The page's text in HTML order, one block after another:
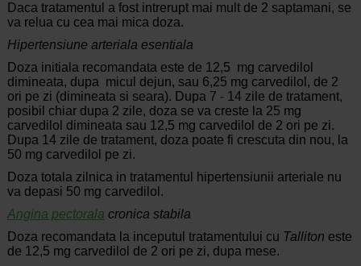
Daca tratamentul a fost intrerupt mai mult de 2 saptamani, se
va relua cu cea mai mica doza.
Hipertensiune arteriala esentiala
Doza initiala recomandata este de 12,5 mg carvedilol
dimineata, dupa micul dejun, sau 6,25 mg carvedilol, de 2
ori pe zi (dimineata si seara). Dupa 7 - 14 zile de tratament,
posibil chiar dupa 2 zile, doza se va creste la 25 mg
carvedilol dimineata sau 12,5 mg carvedilol de 2 ori pe zi.
Dupa 14 zile de tratament, doza poate fi crescuta din nou, la
50 mg carvedilol pe zi.
Doza totala zilnica in tratamentul hipertensiunii arteriale nu
va depasi 50 mg carvedilol.
Angina pectorala cronica stabila
Doza recomandata la inceputul tratamentului cu Talliton este
de 12,5 mg carvedilol de 2 ori pe zi, dupa mese.